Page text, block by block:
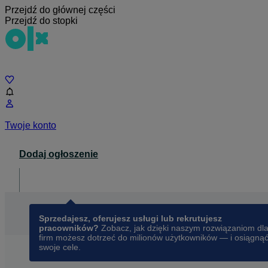
Przejdź do głównej części
Przejdź do stopki
Twoje konto
Dodaj ogłoszenie
Sprzedajesz, oferujesz usługi lub rekrutujesz
pracowników? Zobacz, jak dzięki naszym rozwiązaniom dla
firm możesz dotrzeć do milionów użytkowników — i osiągnąć
swoje cele.